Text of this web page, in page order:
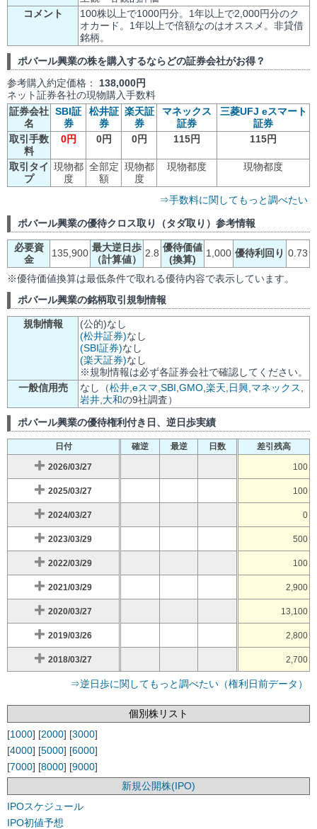
コメント
100株以上で1000円分。1年以上で2,000円分のク
オカード。1年以上で倍額なのはオススメ。非貸借
銘柄。
ポバール興業の株を購入するならどの証券会社がお得？
参考購入約定価格： 138,000円
ネット証券各社の現物購入手数料
証券会社
名
SBI証
券
松井証
券
楽天証
券
マネックス
証券
三菱UFJ eスマート
証券
取引手数
料
0円 0円 0円 115円 115円
取引タイ
プ
現物都
度
全部定
額
現物都
度
現物都度 現物都度
⇒手数料に関してもっと調べたい
ポバール興業の優待クロス取り（タダ取り）参考情報
必要資
金
135,900 最大逆日歩
（計算値）
2.8 優待価値
(換算)
1,000 優待利回り 0.73
※優待価値換算は最低条件で取れる優待内容で表示しています。
ポバール興業の銘柄取引規制情報
規制情報
(公的)なし
(松井証券)なし
(SBI証券)なし
(楽天証券)なし
※規制情報は必ず各証券会社で確認してください。
一般信用売
なし（松井 eスマ SBI GMO 楽天 日興 マネックス
岩井 大和の9社調査）
ポバール興業の優待権利付き日、逆日歩実績
日付 確逆 最逆 日数 差引残高
2026/03/27 100
2025/03/27 100
2024/03/27 0
2023/03/29 500
2022/03/29 100
2021/03/29 2,900
2020/03/27 13,100
2019/03/26 2,800
2018/03/27 2,700
⇒逆日歩に関してもっと調べたい（権利日前データ）
個別株リスト
[1000] [2000] [3000]
[4000] [5000] [6000]
[7000] [8000] [9000]
新規公開株(IPO)
IPOスケジュール
IPO初値予想